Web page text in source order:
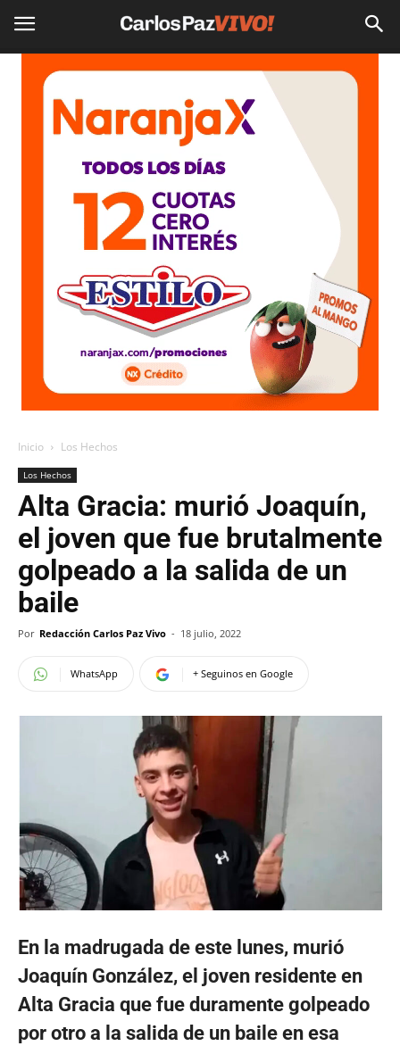
Inicio Los Hechos
Los Hechos
Alta Gracia: murió Joaquín,
el joven que fue brutalmente
golpeado a la salida de un
baile
Por Redacción Carlos Paz Vivo - 18 julio, 2022
WhatsApp + Seguinos en Google
En la madrugada de este lunes, murió
Joaquín González, el joven residente en
Alta Gracia que fue duramente golpeado
por otro a la salida de un baile en esa